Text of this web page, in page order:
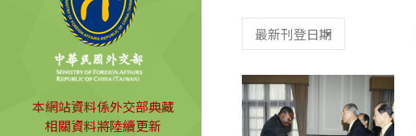
本網站資料係外交部典藏
相關資料將陸續更新